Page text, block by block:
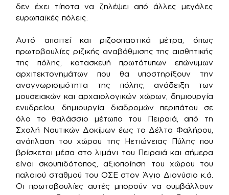
δεν έχει τίποτα να ζηλέψει από άλλες μεγάλες
ευρωπαϊκές πόλεις.
Αυτό απαιτεί και ριζοσπαστικά μέτρα, όπως
πρωτοβουλίες ριζικής αναβάθμισης της αισθητικής
της πόλης, κατασκευή πρωτότυπων επώνυμων
αρχιτεκτονημάτων που θα υποστηρίξουν την
αναγνωρισιμότητα της πόλης, ανάδειξη των
μουσειακών και αρχαιολογικών χώρων, δημιουργία
ενυδρείου, δημιουργία διαδρομών περιπάτου σε
όλο το θαλάσσιο μέτωπο του Πειραιά, από τη
Σχολή Ναυτικών Δοκίμων έως το Δέλτα Φαλήρου,
ανάπλαση του χώρου της Ηετιώνειας Πύλης που
βρίσκεται μέσα στο λιμάνι του Πειραιά και σήμερα
είναι σκουπιδότοπος, αξιοποίηση του χώρου του
παλαιού σταθμού του ΟΣΕ στον Άγιο Διονύσιο κ.ά.
Οι πρωτοβουλίες αυτές μπορούν να συμβάλλουν